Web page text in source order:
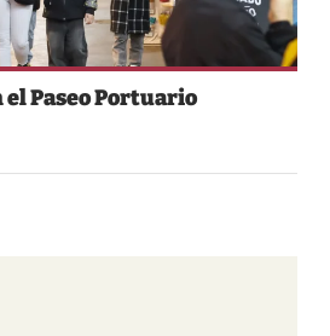
el Paseo Portuario